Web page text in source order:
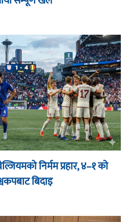
निर्मम प्रहार, ४–१ को
बिदाइ